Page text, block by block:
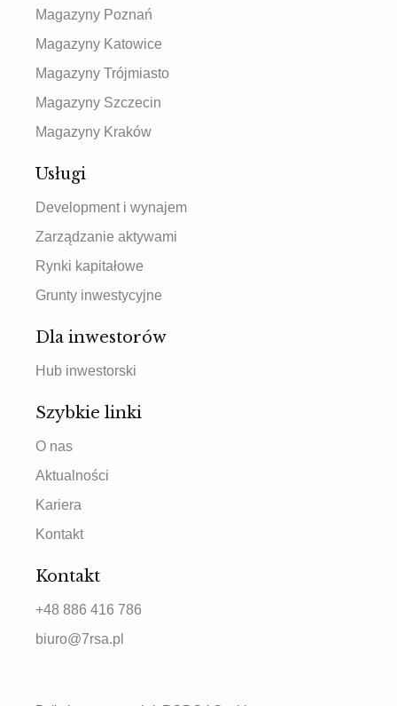
Magazyny Poznań
Magazyny Katowice
Magazyny Trójmiasto
Magazyny Szczecin
Magazyny Kraków
Usługi
Development i wynajem
Zarządzanie aktywami
Rynki kapitałowe
Grunty inwestycyjne
Dla inwestorów
Hub inwestorski
Szybkie linki
O nas
Aktualności
Kariera
Kontakt
Kontakt
+48 886 416 786
biuro@7rsa.pl